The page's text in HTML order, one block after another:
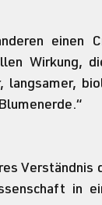
einen
Wirkung,
langsamer,
Verständnis
in